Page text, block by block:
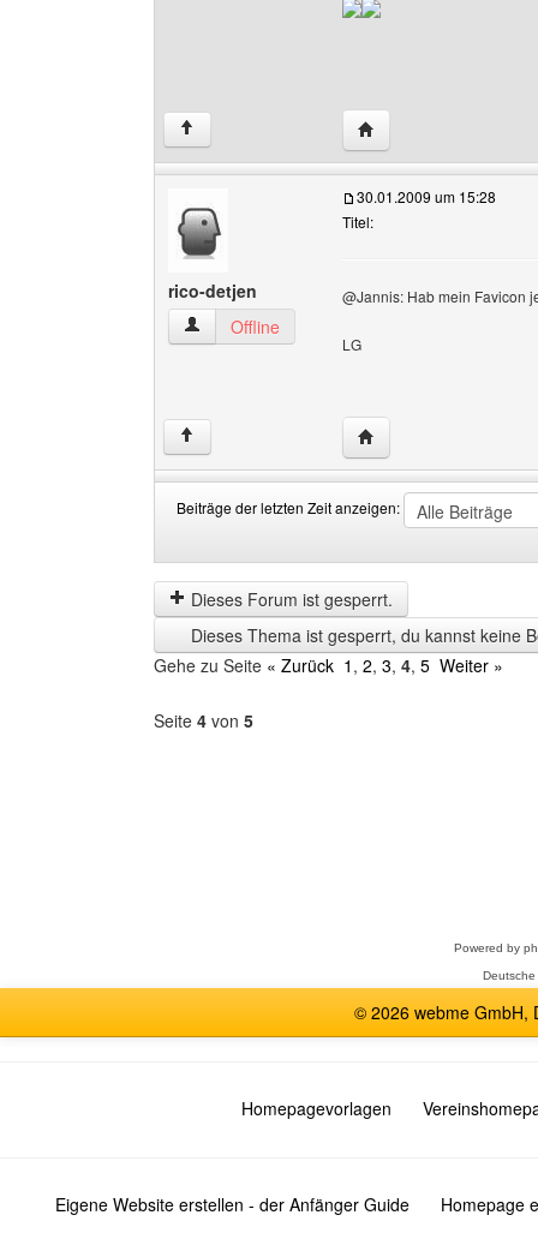
↑ Website dieses
rico-detjen
rico-detjen Benutzer-Profile anzeigen
Offline
30.01.2009 um 15:28
Titel:
@Jannis: Hab mein Favicon
LG
↑ Website dieses
Beiträge der letzten Zeit anzeigen:
der
letzten
Zeit
anzeigen
by
Dieses Forum ist gesperrt.
Dieses Thema ist gesperrt, du kannst keine
Gehe zu Seite « Zurück 1 , 2, 3, 4, 5 Weiter »
Seite 4 von 5
Powered by
© 2026 webme GmbH,
Homepagevorlagen
Eigene Website erstellen - der Anfänger Guide Homepage